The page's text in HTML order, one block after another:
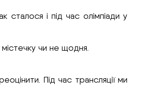
сталося і під час олімпіади у
містечку чи не щодня.
Під час трансляції ми